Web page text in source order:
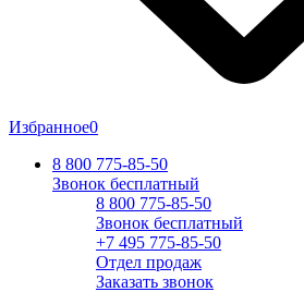
Избранное0
8 800 775-85-50
Звонок бесплатный
8 800 775-85-50
Звонок бесплатный
+7 495 775-85-50
Отдел продаж
Заказать звонок